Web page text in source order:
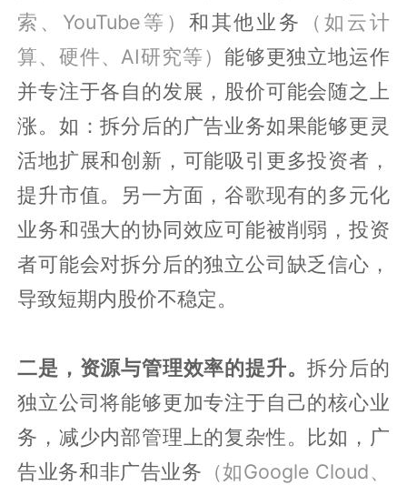
索、YouTube等） 和其他业务
（如云计
算、硬件、AI研究等） 能够更独立地运作
并专注于各自的发展，股价可能会随之上
涨。如：拆分后的广告业务如果能够更灵
活地扩展和创新，可能吸引更多投资者，
提升市值。另一方面，谷歌现有的多元化
业务和强大的协同效应可能被削弱，投资
者可能会对拆分后的独立公司缺乏信心，
导致短期内股价不稳定。
二是，资源与管理效率的提升。拆分后的
独立公司将能够更加专注于自己的核心业
务，减少内部管理上的复杂性。比如，广
告业务和非广告业务 （如Google Cloud、